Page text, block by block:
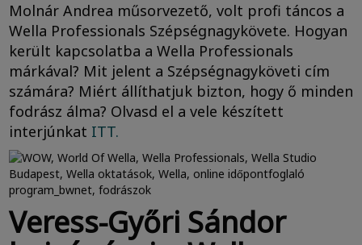
Molnár Andrea műsorvezető, volt profi táncos a
Wella Professionals Szépségnagykövete. Hogyan
került kapcsolatba a Wella Professionals
márkával? Mit jelent a Szépségnagyköveti cím
számára? Miért állíthatjuk bizton, hogy ő minden
fodrász álma? Olvasd el a vele készített
interjúnkat ITT.
Veress-Győri Sándor